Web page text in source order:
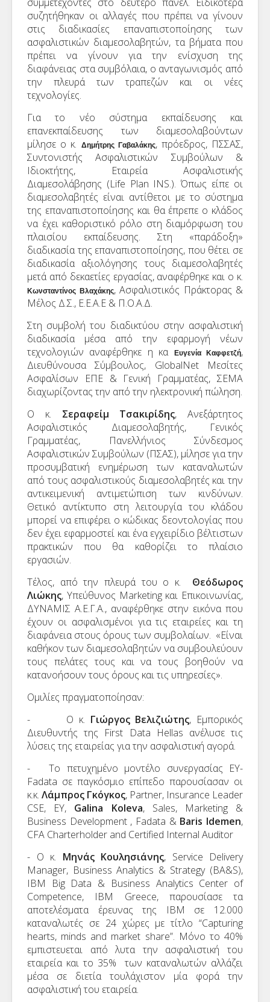
συζητήθηκαν οι αλλαγές που πρέπει να γίνουν
στις διαδικασίες επαναπιστοποίησης των
ασφαλιστικών διαμεσολαβητών, τα βήματα που
πρέπει να γίνουν για την ενίσχυση της
διαφάνειας στα συμβόλαια, ο ανταγωνισμός από
την πλευρά των τραπεζών και οι νέες
τεχνολογίες.
Για το νέο σύστημα εκπαίδευσης και
επανεκπαίδευσης των διαμεσολαβούντων
μίλησε ο κ.
Δημήτρης Γαβαλάκης, πρόεδρος, ΠΣΣΑΣ,
Συντονιστής Ασφαλιστικών Συμβούλων &
Ιδιοκτήτης, Εταιρεία Ασφαλιστικής
Διαμεσολάβησης (Life Plan INS.). Όπως είπε οι
διαμεσολαβητές είναι αντίθετοι με το σύστημα
της επαναπιστοποίησης και θα έπρεπε ο κλάδος
να έχει καθοριστικό ρόλο στη διαμόρφωση του
πλαισίου εκπαίδευσης. Στη «παράδοξη»
διαδικασία της επαναπιστοποίησης, που θέτει σε
διαδικασία αξιολόγησης τους διαμεσολαβητές
μετά από δεκαετίες εργασίας, αναφέρθηκε και ο κ.
Κωνσταντίνος Βλαχάκης, Ασφαλιστικός Πράκτορας &
Μέλος Δ.Σ., Ε.Ε.Α.Ε & Π.Ο.Α.Δ.
Στη συμβολή του διαδικτύου στην ασφαλιστική
διαδικασία μέσα από την εφαρμογή νέων
τεχνολογιών αναφέρθηκε η κα
Ευγενία Καφφετζή,
Διευθύνουσα Σύμβουλος, GlobalNet Μεσίτες
Ασφαλίσων ΕΠΕ & Γενική Γραμματέας, ΣΕΜΑ
διαχωρίζοντας την από την ηλεκτρονική πώληση.
Ο κ. Σεραφείμ Τσακιρίδης, Ανεξάρτητος
Ασφαλιστικός Διαμεσολαβητής, Γενικός
Γραμματέας, Πανελλήνιος Σύνδεσμος
Ασφαλιστικών Συμβούλων (ΠΣΑΣ), μίλησε για την
προσυμβατική ενημέρωση των καταναλωτών
από τους ασφαλιστικούς διαμεσολαβητές και την
αντικειμενική αντιμετώπιση των κινδύνων.
Θετικό αντίκτυπο στη λειτουργία του κλάδου
μπορεί να επιφέρει ο κώδικας δεοντολογίας που
δεν έχει εφαρμοστεί και ένα εγχειρίδιο βέλτιστων
πρακτικών που θα καθορίζει το πλαίσιο
εργασιών.
Τέλος, από την πλευρά του ο κ. Θεόδωρος
Λιώκης, Υπεύθυνος Marketing και Επικοινωνίας,
ΔΥΝΑΜΙΣ Α.Ε.Γ.Α., αναφέρθηκε στην εικόνα που
έχουν οι ασφαλισμένοι για τις εταιρείες και τη
διαφάνεια στους όρους των συμβολαίων. «Είναι
καθήκον των διαμεσολαβητών να συμβουλεύουν
τους πελάτες τους και να τους βοηθούν να
κατανοήσουν τους όρους και τις υπηρεσίες».
Ομιλίες πραγματοποίησαν:
- Ο κ. Γιώργος Βελιζιώτης, Εμπορικός
Διευθυντής της First Data Hellas ανέλυσε τις
λύσεις της εταιρείας για την ασφαλιστική αγορά.
- Το πετυχημένο μοντέλο συνεργασίας ΕΥ-
Fadata σε παγκόσμιο επίπεδο παρουσίασαν οι
κ.κ. Λάμπρος Γκόγκος, Partner, Insurance Leader
CSE, EY, Galina Koleva, Sales, Marketing &
Business Development , Fadata & Baris Idemen,
CFA Charterholder and Certified Internal Auditor
- Ο κ. Μηνάς Κουλησιάνης, Service Delivery
Manager, Business Analytics & Strategy (BA&S),
IBM Big Data & Business Analytics Center of
Competence, IBM Greece, παρουσίασε
τα
αποτελέσματα
έρευνας της IBM σε 12.000
καταναλωτές σε24 χώρες με τίτλο “Capturing
hearts, minds and market share”. Μόνο το 40%
εμπιστευεται από λυτα την ασφαλιστική του
εταιρεία και το 35% των καταναλωτών αλλάζει
μέσα σε διετία τουλάχιστον μία φορά την
ασφαλιστική του εταιρεία.